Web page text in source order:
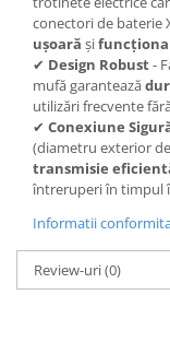
conectori de baterie
ușoară și
✔ Design Robust-
mufă garantează
utilizări frecvente
✔ Conexiune
(diametru exterior
transmisie
întreruperi în timpul
Informatii
Review-uri(0)